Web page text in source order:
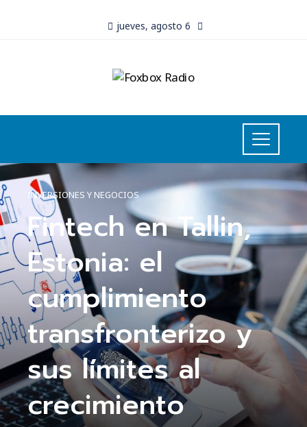
jueves, agosto 6
INVERSIONES Y NEGOCIOS
Fintech en Tallin,
Estonia: el
cumplimiento
transfronterizo y
sus límites al
crecimiento